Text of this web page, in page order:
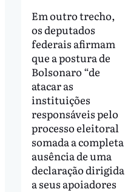
Em outro trecho,
os deputados
federais afirmam
que a postura de
Bolsonaro “de
atacar as
instituições
responsáveis pelo
processo eleitoral
somada a completa
ausência de uma
declaração dirigida
a seus apoiadores